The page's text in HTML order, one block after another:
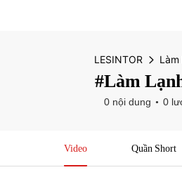
LESINTOR Làm
#Làm
0 nội dung 0
Video Quần Short